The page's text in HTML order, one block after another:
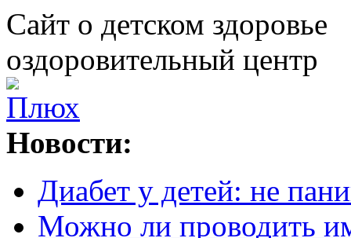
Сайт о детском здоровье
оздоровительный центр
Новости:
Диабет у детей: не
Можно ли проводить